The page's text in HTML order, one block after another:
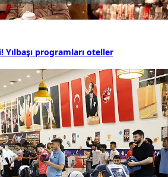
Yılbaşı programları oteller